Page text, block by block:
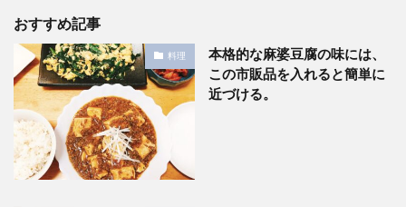
おすすめ記事
料理
本格的な麻婆豆腐の味には、
この市販品を入れると簡単に
近づける。